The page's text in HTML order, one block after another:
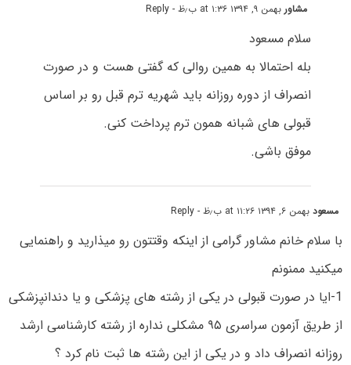
مشاوربهمن ۹, ۱۳۹۴ at ۱:۳۶ ب٫ظ - Reply
سلام مسعود
بله احتمالا به همین روالی که گفتی هست و در صورت
انصراف از دوره روزانه باید شهریه ترم قبل رو بر اساس
قبولی های شبانه همون ترم پرداخت کنی.
موفق باشی.
مسعودبهمن ۶, ۱۳۹۴ at ۱۱:۲۶ ب٫ظ - Reply
با سلام خانم مشاور گرامی از اینکه وقتتون رو میذارید و راهنمایی
میکنید ممنونم
1-ایا در صورت قبولی در یکی از رشته های پزشکی و یا دندانپزشکی
از طریق آزمون سراسری ۹۵ مشکلی نداره از رشته کارشناسی ارشد
روزانه انصراف داد و در یکی از این رشته ها ثبت نام کرد ؟